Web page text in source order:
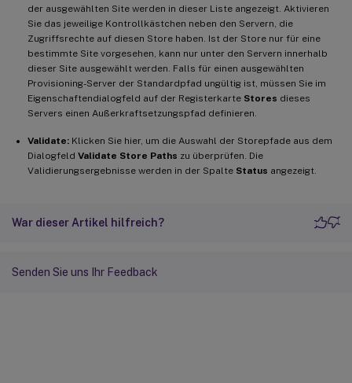
der ausgewählten Site werden in dieser Liste angezeigt. Aktivieren
Sie das jeweilige Kontrollkästchen neben den Servern, die
Zugriffsrechte auf diesen Store haben. Ist der Store nur für eine
bestimmte Site vorgesehen, kann nur unter den Servern innerhalb
dieser Site ausgewählt werden. Falls für einen ausgewählten
Provisioning-Server der Standardpfad ungültig ist, müssen Sie im
Eigenschaftendialogfeld auf der Registerkarte Stores dieses
Servers einen Außerkraftsetzungspfad definieren.
Validate: Klicken Sie hier, um die Auswahl der Storepfade aus dem
Dialogfeld Validate Store Paths zu überprüfen. Die
Validierungsergebnisse werden in der Spalte Status angezeigt.
War dieser Artikel hilfreich?
Senden Sie uns Ihr Feedback